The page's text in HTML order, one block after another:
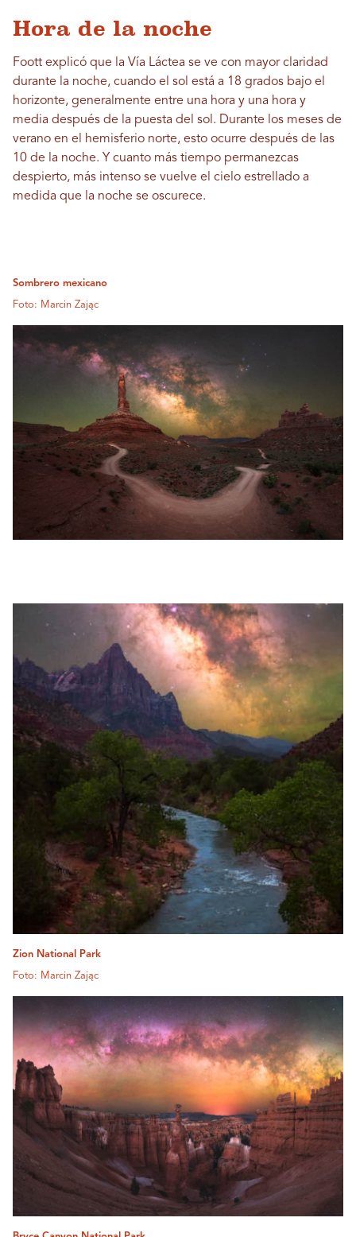
Hora de la noche
Foott explicó que la Vía Láctea se ve con mayor claridad
durante la noche, cuando el sol está a 18 grados bajo el
horizonte, generalmente entre una hora y una hora y
media después de la puesta del sol. Durante los meses de
verano en el hemisferio norte, esto ocurre después de las
10 de la noche. Y cuanto más tiempo permanezcas
despierto, más intenso se vuelve el cielo estrellado a
medida que la noche se oscurece.
Sombrero mexicano
Foto: Marcin Zając
Zion National Park
Foto: Marcin Zając